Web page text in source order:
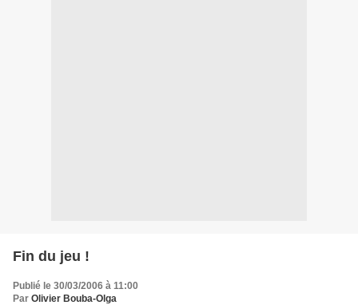
Fin du jeu !
Publié le 30/03/2006 à 11:00
Par Olivier Bouba-Olga